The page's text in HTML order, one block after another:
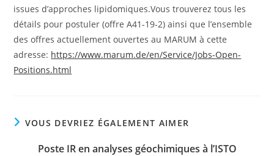
issues d’approches lipidomiques.Vous trouverez tous les
détails pour postuler (offre A41-19-2) ainsi que l’ensemble
des offres actuellement ouvertes au MARUM à cette
adresse: https://www.marum.de/en/Service/Jobs-Open-
Positions.html
VOUS DEVRIEZ ÉGALEMENT AIMER
Poste IR en analyses géochimiques à l’ISTO